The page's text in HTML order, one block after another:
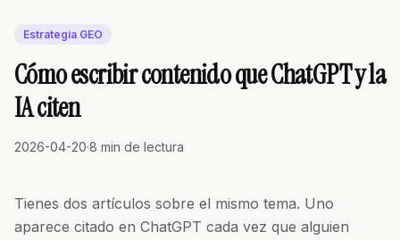
Estrategia GEO
Cómo escribir contenido que ChatGPT y la
IA citen
2026-04-20·8 min de lectura
Tienes dos artículos sobre el mismo tema. Uno
aparece citado en ChatGPT cada vez que alguien